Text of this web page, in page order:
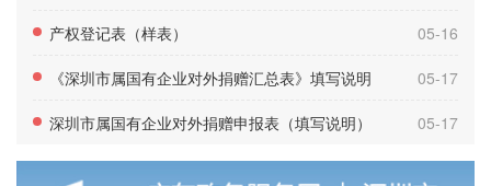
产权登记表（样表） 05-16
《深圳市属国有企业对外捐赠汇总表》填写说明 05-17
深圳市属国有企业对外捐赠申报表（填写说明） 05-17